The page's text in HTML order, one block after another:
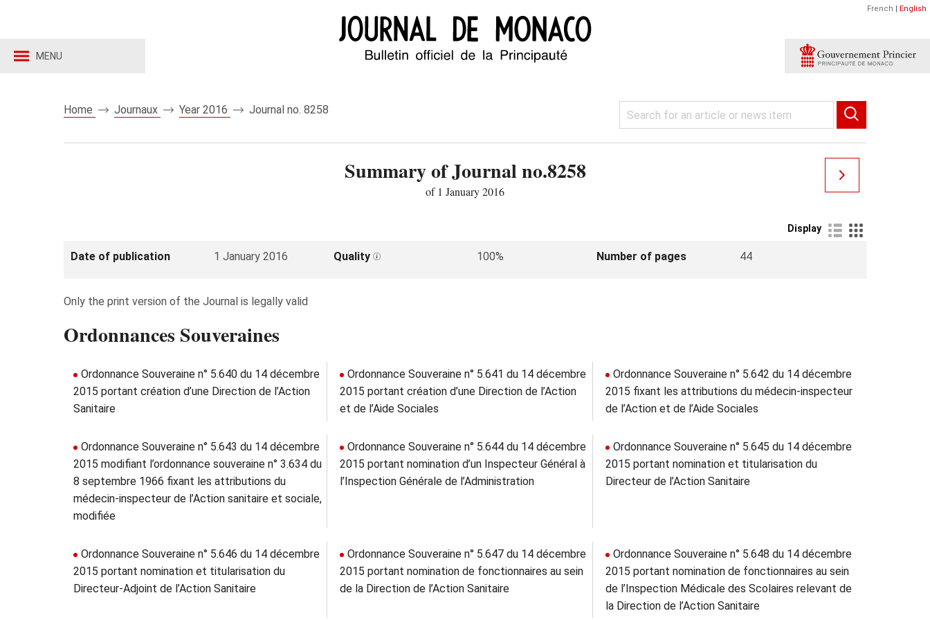
MENU
French | English
Home Journaux Year 2016 Journal no. 8258
Summary of Journal no.8258
of 1 January 2016
Display
Date of publication 1 January 2016 Quality 100% Number of pages 44
Only the print version of the Journal is legally valid
Ordonnances Souveraines
Ordonnance Souveraine n° 5.640 du 14 décembre
2015 portant création d’une Direction de l’Action
Sanitaire
Ordonnance Souveraine n° 5.641 du 14 décembre
2015 portant création d’une Direction de l’Action
et de l’Aide Sociales
Ordonnance Souveraine n° 5.642 du 14 décembre
2015 fixant les attributions du médecin-inspecteur
de l’Action et de l’Aide Sociales
Ordonnance Souveraine n° 5.643 du 14 décembre
2015 modifiant l’ordonnance souveraine n° 3.634 du
8 septembre 1966 fixant les attributions du
médecin-inspecteur de l’Action sanitaire et sociale,
modifiée
Ordonnance Souveraine n° 5.644 du 14 décembre
2015 portant nomination d’un Inspecteur Général à
l’Inspection Générale de l’Administration
Ordonnance Souveraine n° 5.645 du 14 décembre
2015 portant nomination et titularisation du
Directeur de l’Action Sanitaire
Ordonnance Souveraine n° 5.646 du 14 décembre
2015 portant nomination et titularisation du
Directeur-Adjoint de l’Action Sanitaire
Ordonnance Souveraine n° 5.647 du 14 décembre
2015 portant nomination de fonctionnaires au sein
de la Direction de l’Action Sanitaire
Ordonnance Souveraine n° 5.648 du 14 décembre
2015 portant nomination de fonctionnaires au sein
de l’Inspection Médicale des Scolaires relevant de
la Direction de l’Action Sanitaire